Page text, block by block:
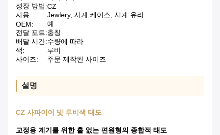
성장 방법:CZ
사용:
Jewlery, 시계 케이스, 시계 유리
OEM:
예
전달 포트:충칭
배달 시간:수량에 따라
색:
루비
사이즈:
주문 제작된 사이즈
설명
CZ 사파이어 빛 루비색 태도
교정용 계기를 위한 홀 없는 편원형의 종합적 태도